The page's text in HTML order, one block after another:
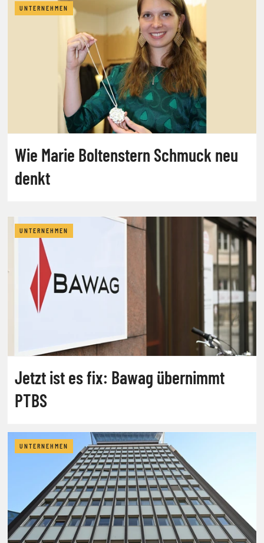
UNTERNEHMEN
Wie Marie Boltenstern Schmuck neu
denkt
UNTERNEHMEN
Jetzt ist es fix: Bawag übernimmt
PTBS
UNTERNEHMEN